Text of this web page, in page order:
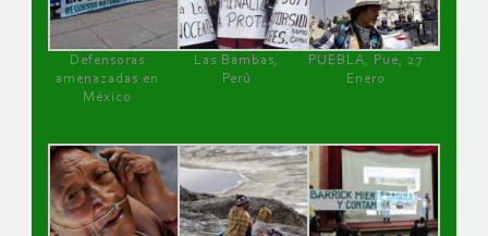
Defensoras
amenazadas en
México
Las Bambas,
Perú
PUEBLA, Pue, 27
Enero